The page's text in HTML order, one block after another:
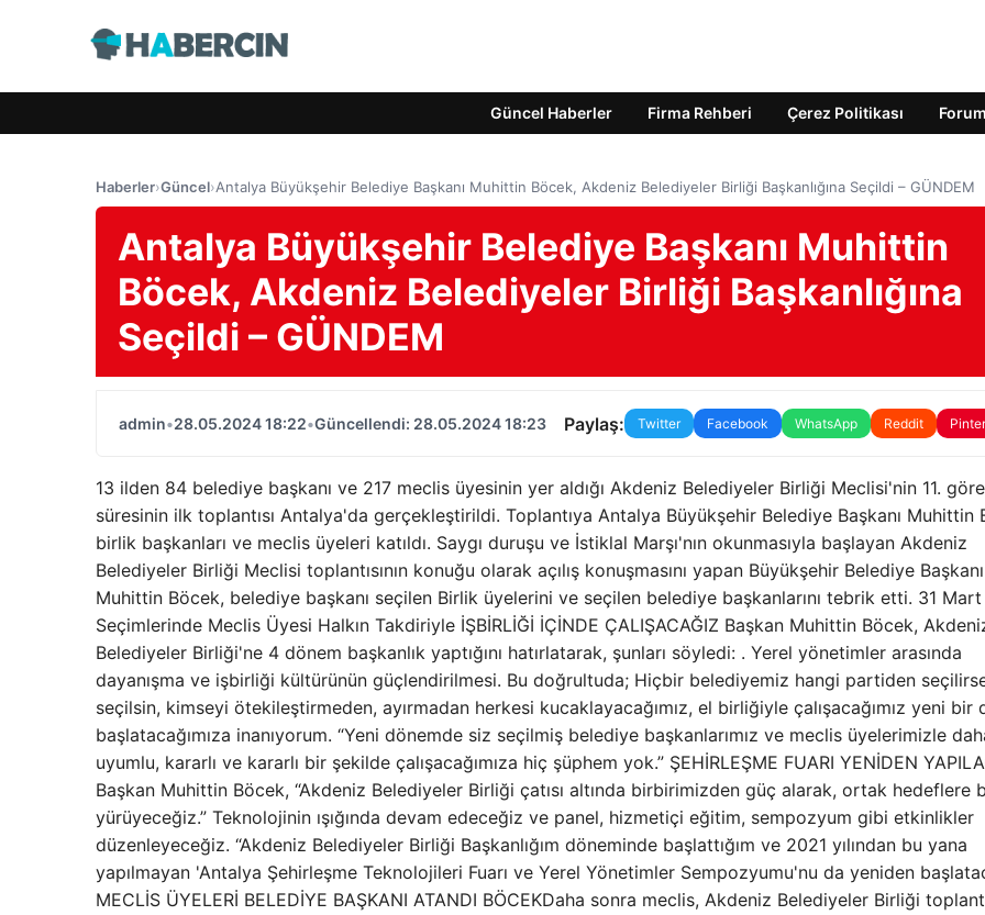
Güncel Haberler Firma Rehberi Çerez Politikası Forum
Haberler›Güncel›Antalya Büyükşehir Belediye Başkanı Muhittin Böcek, Akdeniz Belediyeler Birliği Başkanlığına Seçildi – GÜNDEM
Antalya Büyükşehir Belediye Başkanı Muhittin
Böcek, Akdeniz Belediyeler Birliği Başkanlığına
Seçildi – GÜNDEM
admin•28.05.2024 18:22•Güncellendi: 28.05.2024 18:23 Paylaş: Twitter Facebook WhatsApp Reddit
13 ilden 84 belediye başkanı ve 217 meclis üyesinin yer aldığı Akdeniz Belediyeler Birliği Meclisi'nin 11.
süresinin ilk toplantısı Antalya'da gerçekleştirildi. Toplantıya Antalya Büyükşehir Belediye Başkanı Muhittin
birlik başkanları ve meclis üyeleri katıldı. Saygı duruşu ve İstiklal Marşı'nın okunmasıyla başlayan Akdeniz
Belediyeler Birliği Meclisi toplantısının konuğu olarak açılış konuşmasını yapan Büyükşehir Belediye Başkanı
Muhittin Böcek, belediye başkanı seçilen Birlik üyelerini ve seçilen belediye başkanlarını tebrik etti. 31 Mart
Seçimlerinde Meclis Üyesi Halkın Takdiriyle İŞBİRLİĞİ İÇİNDE ÇALIŞACAĞIZ Başkan Muhittin Böcek,
Belediyeler Birliği'ne 4 dönem başkanlık yaptığını hatırlatarak, şunları söyledi: . Yerel yönetimler arasında
dayanışma ve işbirliği kültürünün güçlendirilmesi. Bu doğrultuda; Hiçbir belediyemiz hangi partiden
seçilsin, kimseyi ötekileştirmeden, ayırmadan herkesi kucaklayacağımız, el birliğiyle çalışacağımız yeni bir
başlatacağımıza inanıyorum. “Yeni dönemde siz seçilmiş belediye başkanlarımız ve meclis üyelerimizle
uyumlu, kararlı ve kararlı bir şekilde çalışacağımıza hiç şüphem yok.” ŞEHİRLEŞME FUARI YENİDEN
Başkan Muhittin Böcek, “Akdeniz Belediyeler Birliği çatısı altında birbirimizden güç alarak, ortak hedeflere
yürüyeceğiz.” Teknolojinin ışığında devam edeceğiz ve panel, hizmetiçi eğitim, sempozyum gibi etkinlikler
düzenleyeceğiz. “Akdeniz Belediyeler Birliği Başkanlığım döneminde başlattığım ve 2021 yılından bu yana
yapılmayan 'Antalya Şehirleşme Teknolojileri Fuarı ve Yerel Yönetimler Sempozyumu'nu da yeniden
MECLİS ÜYELERİ BELEDİYE BAŞKANI ATANDI BÖCEKDaha sonra meclis, Akdeniz Belediyeler Birliği